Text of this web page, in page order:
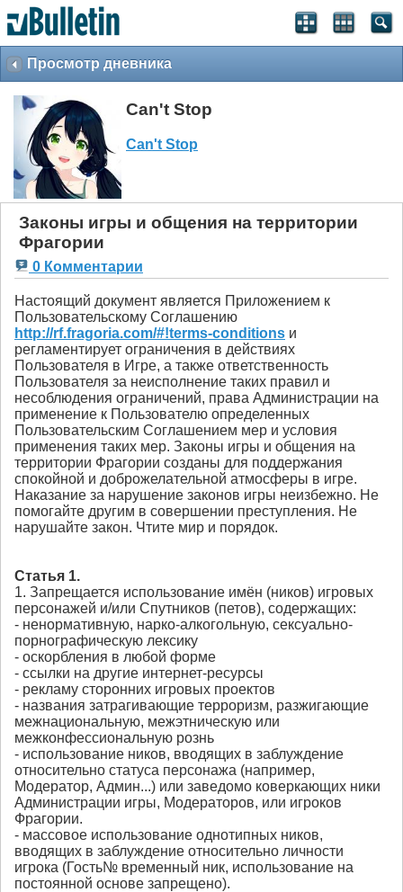
Просмотр дневника
Can't Stop
Can't Stop
Законы игры и общения на территории
Фрагории
0 Комментарии
Настоящий документ является Приложением к
Пользовательскому Соглашению
http://rf.fragoria.com/#!terms-conditions и
регламентирует ограничения в действиях
Пользователя в Игре, а также ответственность
Пользователя за неисполнение таких правил и
несоблюдения ограничений, права Администрации на
применение к Пользователю определенных
Пользовательским Соглашением мер и условия
применения таких мер. Законы игры и общения на
территории Фрагории созданы для поддержания
спокойной и доброжелательной атмосферы в игре.
Наказание за нарушение законов игры неизбежно. Не
помогайте другим в совершении преступления. Не
нарушайте закон. Чтите мир и порядок.
Статья 1.
1. Запрещается использование имён (ников) игровых
персонажей и/или Спутников (петов), содержащих:
- ненормативную, нарко-алкогольную, сексуально-
порнографическую лексику
- оскорбления в любой форме
- ссылки на другие интернет-ресурсы
- рекламу сторонних игровых проектов
- названия затрагивающие терроризм, разжигающие
межнациональную, межэтническую или
межконфессиональную рознь
- использование ников, вводящих в заблуждение
относительно статуса персонажа (например,
Модератор, Админ...) или заведомо коверкающих ники
Администрации игры, Модераторов, или игроков
Фрагории.
- массовое использование однотипных ников,
вводящих в заблуждение относительно личности
игрока (Гость№ временный ник, использование на
постоянной основе запрещено).